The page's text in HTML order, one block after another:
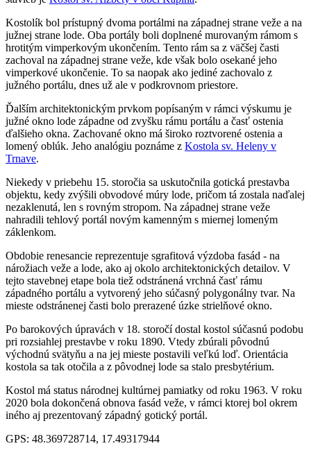
Kostolík bol prístupný dvoma portálmi na západnej strane veže a na
južnej strane lode. Oba portály boli doplnené murovaným rámom s
hrotitým vimperkovým ukončením. Tento rám sa z väčšej časti
zachoval na západnej strane veže, kde však bolo osekané jeho
vimperkové ukončenie. To sa naopak ako jediné zachovalo z
južného portálu, dnes už ale v podkrovnom priestore.
Ďalším architektonickým prvkom popísaným v rámci výskumu je
južné okno lode západne od zvyšku rámu portálu a časť ostenia
ďalšieho okna. Zachované okno má široko roztvorené ostenia a
lomený oblúk. Jeho analógiu poznáme z Kostola sv. Heleny v
Trnave.
Niekedy v priebehu 15. storočia sa uskutočnila gotická prestavba
objektu, kedy zvýšili obvodové múry lode, pričom tá zostala naďalej
nezaklenutá, len s rovným stropom. Na západnej strane veže
nahradili tehlový portál novým kamenným s miernej lomeným
záklenkom.
Obdobie renesancie reprezentuje sgrafitová výzdoba fasád - na
nárožiach veže a lode, ako aj okolo architektonických detailov. V
tejto stavebnej etape bola tiež odstránená vrchná časť rámu
západného portálu a vytvorený jeho súčasný polygonálny tvar. Na
mieste odstránenej časti bolo prerazené úzke strielňové okno.
Po barokových úpravách v 18. storočí dostal kostol súčasnú podobu
pri rozsiahlej prestavbe v roku 1890. Vtedy zbúrali pôvodnú
východnú svätyňu a na jej mieste postavili veľkú loď. Orientácia
kostola sa tak otočila a z pôvodnej lode sa stalo presbytérium.
Kostol má status národnej kultúrnej pamiatky od roku 1963. V roku
2020 bola dokončená obnova fasád veže, v rámci ktorej bol okrem
iného aj prezentovaný západný gotický portál.
GPS: 48.369728714, 17.49317944